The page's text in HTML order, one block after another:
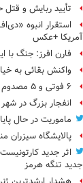
تأیید ربایش و قتل
آمریکا +عکس
فارن افرز: جنگ با
واکنش بقائی به
۶ فوتی و ۵ مصدوم بر اثر تصادف زنجیره‌ای
انفجار بزرگ در
ماموریت در حال
پالایشگاه سیزران
اثر جدید
جدید تنگه هرمز